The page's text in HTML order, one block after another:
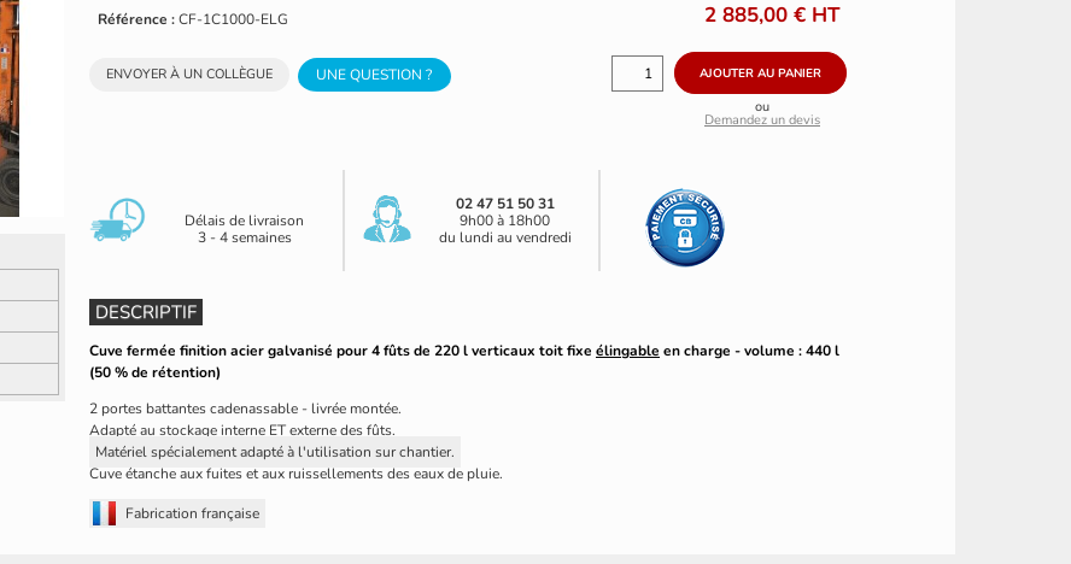
Référence :CF-1C1000-ELG
UNE QUESTION ?
ENVOYER À UN COLLÈGUE
2 885,00 € HT
ou
Demandez un devis
Délais de livraison
3 - 4 semaines
02 47 51 50 31
9h00 à 18h00
du lundi au vendredi
DESCRIPTIF
Cuve fermée finition acier galvanisé pour 4 fûts de 220 l verticaux toit fixe élingable en charge - volume : 440 l
(50 % de rétention)
2 portes battantes cadenassable - livrée montée.
Adapté au stockage interne ET externe des fûts.
Matériel spécialement adapté à l'utilisation sur chantier.
Cuve étanche aux fuites et aux ruissellements des eaux de pluie.
Fabrication française